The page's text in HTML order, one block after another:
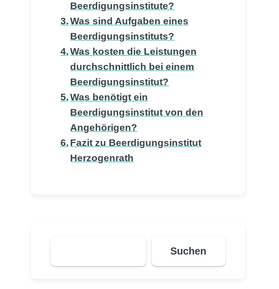
Beerdigungsinstitute?
Was sind Aufgaben eines
Beerdigungsinstituts?
Was kosten die Leistungen
durchschnittlich bei einem
Beerdigungsinstitut?
Was benötigt ein
Beerdigungsinstitut von den
Angehörigen?
Fazit zu Beerdigungsinstitut
Herzogenrath
Suchen
Suchen